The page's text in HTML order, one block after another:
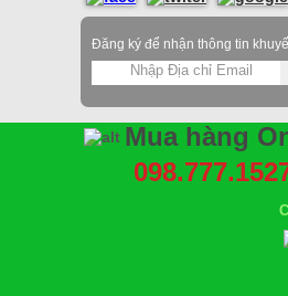
Đăng ký để nhận thông tin
Mua hàng